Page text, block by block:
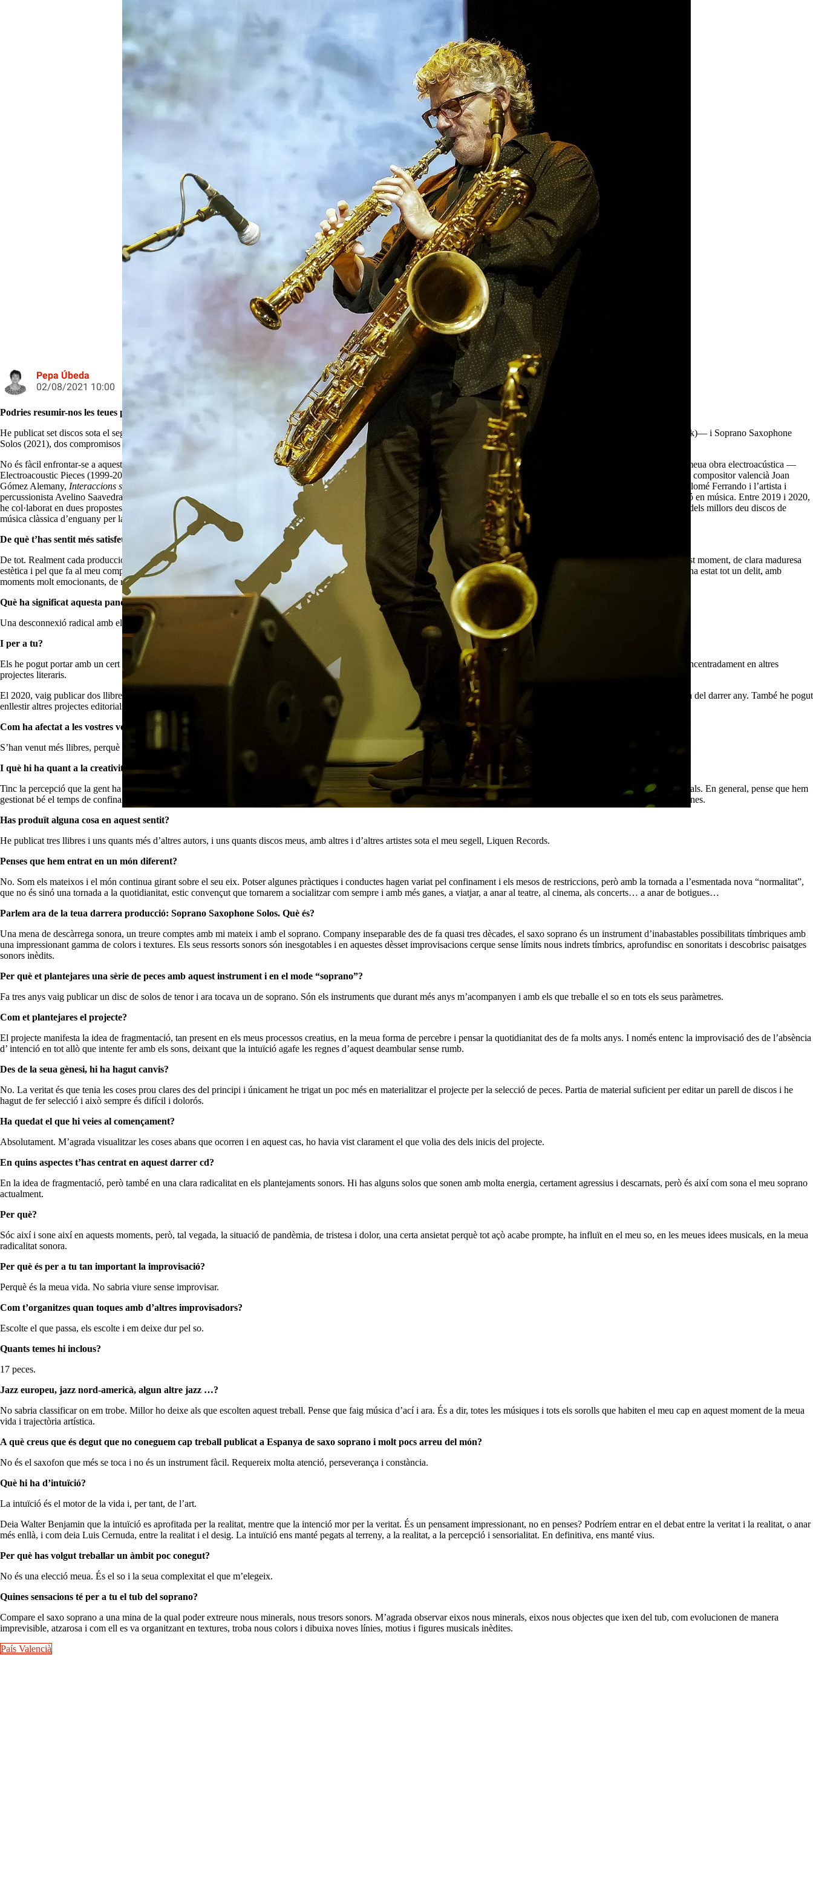
Josep Lluís Galiana és un referent del jazz valencià
Pepa Úbeda
02/08/2021 10:00
Podries resumir-nos les teues produccions musicals dels darrers tres anys?
He publicat set discos sota el segell Liquen Records. Dos d’ells en solitari: Tenor Saxophone Solos (2018) —5è. millor Disc de Jazz del 2019 per la crítica catalana (Premis Enderrock)— i Soprano Saxophone
Solos (2021), dos compromisos pendents des de fa temps.
No és fàcil enfrontar-se a aquests projectes a solo, perquè suposen un gran repte i un fort compromís amb u mateix i la seua poètica sonora. El 2019, vaig editar un recopilatori de la meua obra electroacústica —
Electroacoustic Pieces (1999-2019) que recull 19 obres compostes i estrenades tot al llarg de les darreres dues dècades. També el 2019 vaig publicar un treball meravellós amb el jove compositor valencià Joan
Gómez Alemany, Interaccions sonores
, un treball col·laboratiu entre un compositor i un improvisador. El 2018, el grup Bregues de Moixos, integrat pel poeta sonor i performer Bartolomé Ferrando i l’artista i
percussionista Avelino Saavedra, publicàrem el nostre primer disc com a formació estable. Un treball sorprenent on es conjuminen tres formes d’entendre l’art sonor i l’experimentació en música. Entre 2019 i 2020,
he col·laborat en dues propostes multidisciplinars del pedagog i artista sonor valencià Adolf Murillo com ara La Paella Sònica (en DVD) i Traçsonology, que estat reconegut com un dels millors deu discos de
música clàssica d’enguany per la crítica catalana (Grup Enderrock Edicions).
De què t’has sentit més satisfet?
De tot. Realment cada producció, cada procés és únic i particularment especial. És ben cert, que els treballs en solitari m’han donat molta satisfacció. Mostrar-me a mi mateix en aquest moment, de clara maduresa
estètica i pel que fa al meu compromís amb la lliure improvisació i l’experimentació musical amb els meus instruments, els meus saxos, que m’acompanyen des de fa quatre dècades, ha estat tot un delit, amb
moments molt emocionants, de recerca, d’introspecció i interiorització. Són treballs molt íntims.
Què ha significat aquesta pandèmia per als músics?
Una desconnexió radical amb els escenaris, amb el públic, amb la nostra manera de ser i de relacionar-nos amb el món.
I per a tu?
Els he pogut portar amb un cert optimisme i felicitat, perquè he aprofitat tot eixe temps de quedar-me a casa per poder compartir més coses amb la família i també per treballar més concentradament en altres
projectes literaris.
El 2020, vaig publicar dos llibres sobre els meus escrits musicals i ara mateix he publicat un poemari —HAIKUS D’ESTIU— escrit durant el primer confinament durant la primavera del darrer any. També he pogut
enllestir altres projectes editorials d’altres companys des d’EdictOràlia.
Com ha afectat a les vostres vendes?
S’han venut més llibres, perquè la gent ha dedicat més temps a la lectura. Els discos ja no tenen venda. És un àmbit absolutament digitalitzat, com passa amb el món audiovisual.
I què hi ha quant a la creativitat?
Tinc la percepció que la gent ha dedicat més temps a fer altres coses relacionades amb la creativitat. Conec a amics i companys que han recuperat la música, l’escriptura o les arts visuals. En general, pense que hem
gestionat bé el temps de confinament i restriccions i ens hem programat l’activitat. L’esport i l’activitat física també ha estat important davant el tancament a casa durant llargues setmanes.
Has produït alguna cosa en aquest sentit?
He publicat tres llibres i uns quants més d’altres autors, i uns quants discos meus, amb altres i d’altres artistes sota el meu segell, Liquen Records.
Penses que hem entrat en un món diferent?
No. Som els mateixos i el món continua girant sobre el seu eix. Potser algunes pràctiques i conductes hagen variat pel confinament i els mesos de restriccions, però amb la tornada a l’esmentada nova “normalitat”,
que no és sinó una tornada a la quotidianitat, estic convençut que tornarem a socialitzar com sempre i amb més ganes, a viatjar, a anar al teatre, al cinema, als concerts… a anar de botigues…
Parlem ara de la teua darrera producció: Soprano Saxophone Solos. Què és?
Una mena de descàrrega sonora, un treure comptes amb mi mateix i amb el soprano. Company inseparable des de fa quasi tres dècades, el saxo soprano és un instrument d’inabastables possibilitats tímbriques amb
una impressionant gamma de colors i textures. Els seus ressorts sonors són inesgotables i en aquestes dèsset improvisacions cerque sense límits nous indrets tímbrics, aprofundisc en sonoritats i descobrisc paisatges
sonors inèdits.
Per què et plantejares una sèrie de peces amb aquest instrument i en el mode “soprano”?
Fa tres anys vaig publicar un disc de solos de tenor i ara tocava un de soprano. Són els instruments que durant més anys m’acompanyen i amb els que treballe el so en tots els seus paràmetres.
Com et plantejares el projecte?
El projecte manifesta la idea de fragmentació, tan present en els meus processos creatius, en la meua forma de percebre i pensar la quotidianitat des de fa molts anys. I només entenc la improvisació des de l’absència
d’ intenció en tot allò que intente fer amb els sons, deixant que la intuïció agafe les regnes d’aquest deambular sense rumb.
Des de la seua gènesi, hi ha hagut canvis?
No. La veritat és que tenia les coses prou clares des del principi i únicament he trigat un poc més en materialitzar el projecte per la selecció de peces. Partia de material suficient per editar un parell de discos i he
hagut de fer selecció i això sempre és difícil i dolorós.
Ha quedat el que hi veies al començament?
Absolutament. M’agrada visualitzar les coses abans que ocorren i en aquest cas, ho havia vist clarament el que volia des dels inicis del projecte.
En quins aspectes t’has centrat en aquest darrer cd?
En la idea de fragmentació, però també en una clara radicalitat en els plantejaments sonors. Hi has alguns solos que sonen amb molta energia, certament agressius i descarnats, però és així com sona el meu soprano
actualment.
Per què?
Sóc així i sone així en aquests moments, però, tal vegada, la situació de pandèmia, de tristesa i dolor, una certa ansietat perquè tot açò acabe prompte, ha influït en el meu so, en les meues idees musicals, en la meua
radicalitat sonora.
Per què és per a tu tan important la improvisació?
Perquè és la meua vida. No sabria viure sense improvisar.
Com t’organitzes quan toques amb d’altres improvisadors?
Escolte el que passa, els escolte i em deixe dur pel so.
Quants temes hi inclous?
17 peces.
Jazz europeu, jazz nord-americà, algun altre jazz …?
No sabria classificar on em trobe. Millor ho deixe als que escolten aquest treball. Pense que faig música d’ací i ara. És a dir, totes les músiques i tots els sorolls que habiten el meu cap en aquest moment de la meua
vida i trajectòria artística.
A què creus que és degut que no coneguem cap treball publicat a Espanya de saxo soprano i molt pocs arreu del món?
No és el saxofon que més se toca i no és un instrument fàcil. Requereix molta atenció, perseverança i constància.
Què hi ha d’intuïció?
La intuïció és el motor de la vida i, per tant, de l’art.
Deia Walter Benjamin que la intuïció es aprofitada per la realitat, mentre que la intenció mor per la veritat. És un pensament impressionant, no en penses? Podríem entrar en el debat entre la veritat i la realitat, o anar
més enllà, i com deia Luis Cernuda, entre la realitat i el desig. La intuïció ens manté pegats al terreny, a la realitat, a la percepció i sensorialitat. En definitiva, ens manté vius.
Per què has volgut treballar un àmbit poc conegut?
No és una elecció meua. És el so i la seua complexitat el que m’elegeix.
Quines sensacions té per a tu el tub del soprano?
Compare el saxo soprano a una mina de la qual poder extreure nous minerals, nous tresors sonors. M’agrada observar eixos nous minerals, eixos nous objectes que ixen del tub, com evolucionen de manera
imprevisible, atzarosa i com ell es va organitzant en textures, troba nous colors i dibuixa noves línies, motius i figures musicals inèdites.
País Valencià